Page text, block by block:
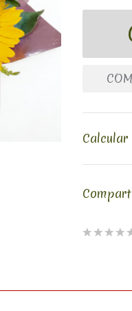
Calcular